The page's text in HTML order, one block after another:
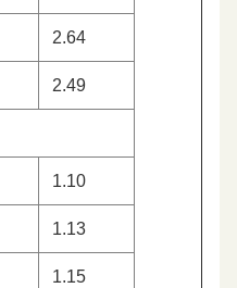
2.64
2.49
1.10
1.13
1.15